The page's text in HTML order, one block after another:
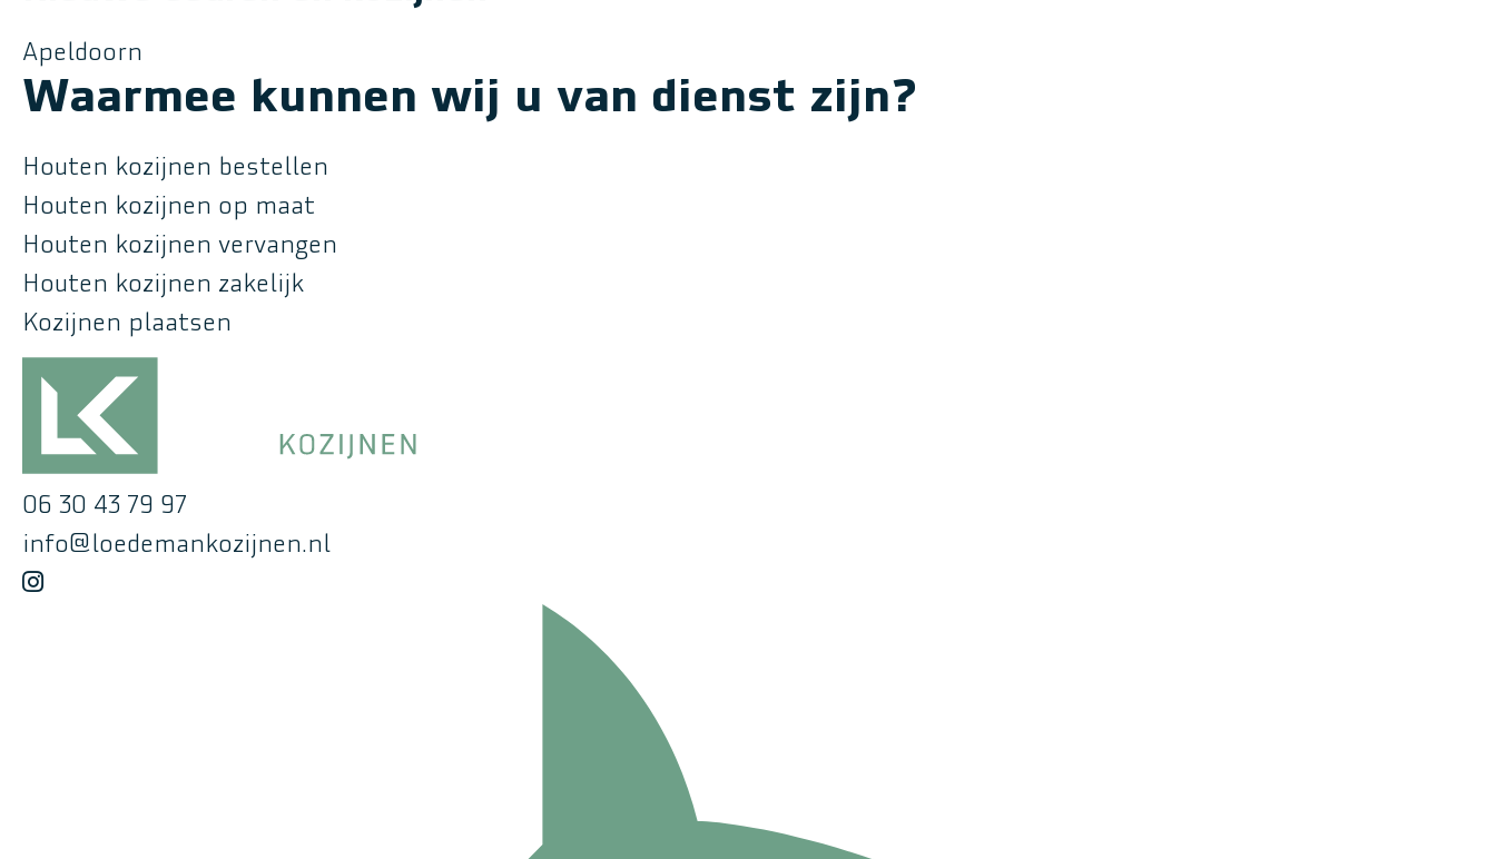
Apeldoorn
Waarmee kunnen wij u van dienst zijn?
Houten kozijnen bestellen
Houten kozijnen op maat
Houten kozijnen vervangen
Houten kozijnen zakelijk
Kozijnen plaatsen
06 30 43 79 97
info@loedemankozijnen.nl